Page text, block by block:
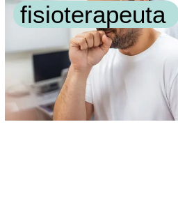
fisioterapeuta